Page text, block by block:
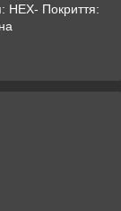
HEX- Покриття: